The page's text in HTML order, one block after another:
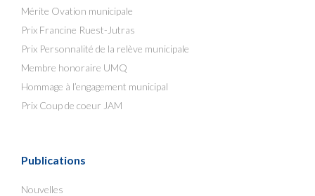
Mérite Ovation municipale
Prix Francine Ruest-Jutras
Prix Personnalité de la relève municipale
Membre honoraire UMQ
Hommage à l’engagement municipal
Prix Coup de coeur JAM
Publications
Nouvelles